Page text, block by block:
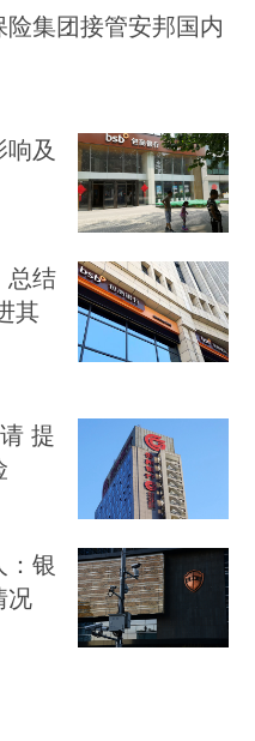
险集团接管安邦国内
及
总结
其
提
：银
况